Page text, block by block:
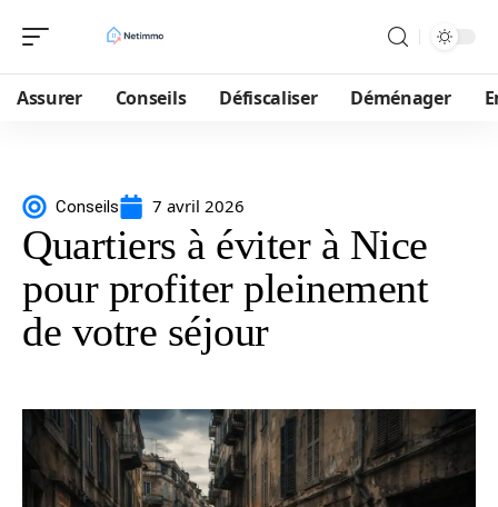
Assurer Conseils Défiscaliser Déménager
Conseils 7 avril 2026
Quartiers à éviter à Nice
pour profiter pleinement
de votre séjour